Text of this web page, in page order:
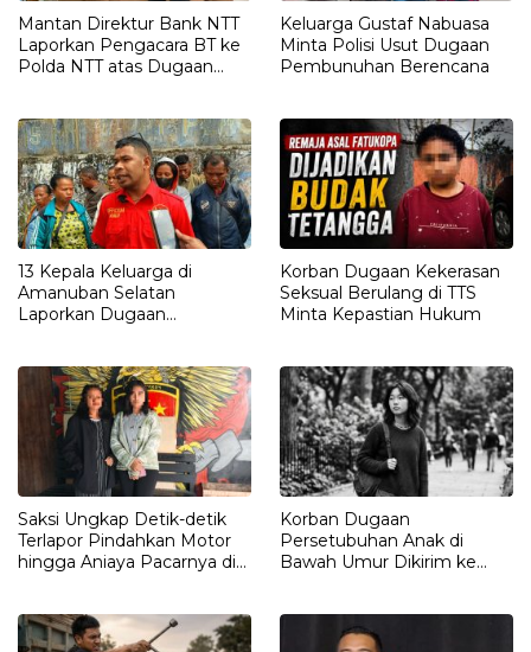
Mantan Direktur Bank NTT
Laporkan Pengacara BT ke
Polda NTT atas Dugaan
Keluarga Gustaf Nabuasa
Minta Polisi Usut Dugaan
Pembunuhan Berencana
13 Kepala Keluarga di
Amanuban Selatan
Laporkan Dugaan
Korban Dugaan Kekerasan
Seksual Berulang di TTS
Minta Kepastian Hukum
Saksi Ungkap Detik-detik
Terlapor Pindahkan Motor
hingga Aniaya Pacarnya di
Korban Dugaan
Persetubuhan Anak di
Bawah Umur Dikirim ke